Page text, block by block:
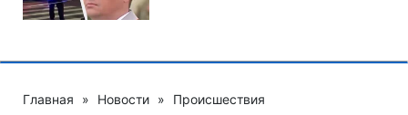
Главная » Новости » Происшествия